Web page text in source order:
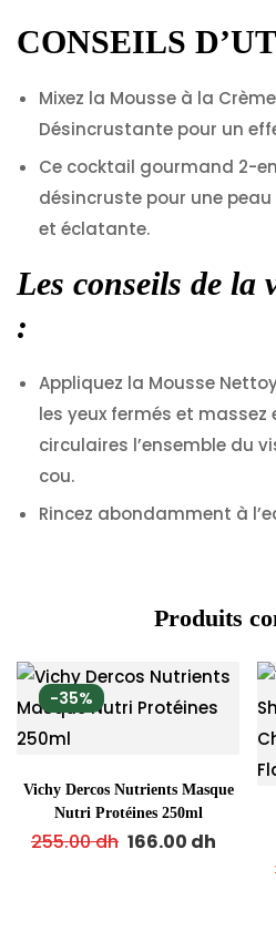
CONSEILS
Mixez la Mousse à la
Désincrustante pour un
Ce cocktail gourmand 2-
désincruste pour une
et éclatante.
Les conseils de la
:
Appliquez la Mousse
les yeux fermés et
circulaires l’ensemble du
cou.
Rincez abondamment à
Produits
-35%
Vichy Dercos Nutrients Masque
Nutri Protéines 250ml
255.00dh 166.00 dh